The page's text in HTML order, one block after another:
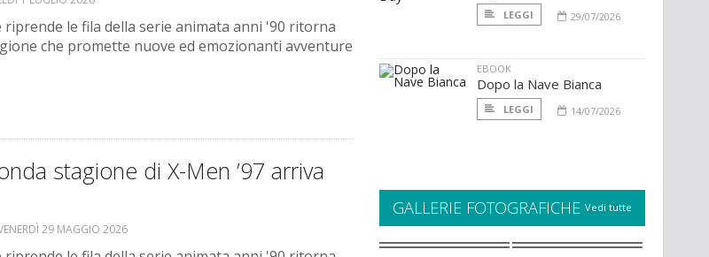
riprende le fila della serie animata anni '90 ritorna
che promette nuove ed emozionanti avventure
stagione di X-Men ’97 arriva
29 MAGGIO 2026
LEGGI 29/07/2026
EBOOK
Dopo la Nave Bianca
LEGGI 14/07/2026
GALLERIE FOTOGRAFICHE Vedi tutte